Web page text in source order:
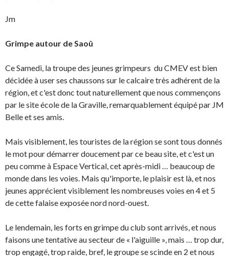
Jm
Grimpe autour de Saoû
Ce Samedi, la troupe des jeunes grimpeurs du CMEV est bien
décidée à user ses chaussons sur le calcaire très adhérent de la
région, et c'est donc tout naturellement que nous commençons
par le site école de la Graville, remarquablement équipé par JM
Belle et ses amis.
Mais visiblement, les touristes de la région se sont tous donnés
le mot pour démarrer doucement par ce beau site, et c'est un
peu comme à Espace Vertical, cet après-midi … beaucoup de
monde dans les voies. Mais qu'importe, le plaisir est là, et nos
jeunes apprécient visiblement les nombreuses voies en 4 et 5
de cette falaise exposée nord nord-ouest.
Le lendemain, les forts en grimpe du club sont arrivés, et nous
faisons une tentative au secteur de « l'aiguille », mais … trop dur,
trop engagé, trop raide, bref, le groupe se scinde en 2 et nous